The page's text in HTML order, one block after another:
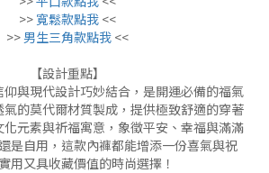
>> 寬鬆款點我 <<
>>男生三角款點我 <<
【設計重點】
與現代設計巧妙結合，是開運必備的福氣
的莫代爾材質製成，提供極致舒適的穿著
元素與祈福寓意，象徵平安、幸福與滿滿
是自用，這款內褲都能增添一份喜氣與祝
用又具收藏價值的時尚選擇！